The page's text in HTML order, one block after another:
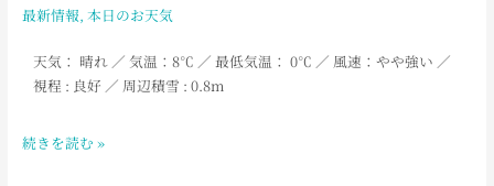
最新情報, 本日のお天気
天気： 晴れ ／ 気温：8℃ ／ 最低気温： 0℃ ／ 風速：やや強い ／
視程 : 良好 ／ 周辺積雪 : 0.8m
年
月
12
AM
続きを読む »